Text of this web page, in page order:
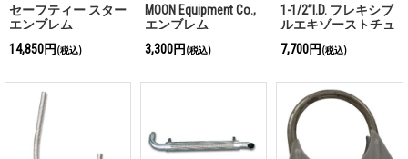
セーフティー スター
エンブレム
14,850円 (税込)
MOON Equipment Co.,
エンブレム
3,300円 (税込)
1-1/2”I.D. フレキシブ
ルエキゾーストチュ
ください」
7,700円 (税込)